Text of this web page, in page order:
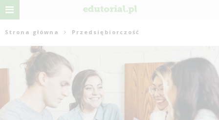
Strona główna Przedsiębiorczość